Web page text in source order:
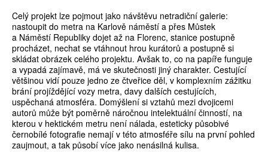
Celý projekt lze pojmout jako návštěvu netradiční galerie:
nastoupit do metra na Karlově náměstí a přes Můstek
a Náměstí Republiky dojet až na Florenc, stanice postupně
procházet, nechat se vtáhnout hrou kurátorů a postupně si
skládat obrázek celého projektu. Avšak to, co na papíře funguje
a vypadá zajímavě, má ve skutečnosti jiný charakter. Cestující
většinou vidí pouze jedno ze čtveřice děl, v komplexním zážitku
brání projíždějící vozy metra, davy dalších cestujících,
uspěchaná atmosféra. Domýšlení si vztahů mezi dvojicemi
autorů může být poměrně náročnou intelektuální činností, na
kterou v hektickém metru není nálada, esteticky působivé
černobílé fotografie nemají v této atmosféře sílu na první pohled
zaujmout, a tak působí více jako nenásilná kulisa.